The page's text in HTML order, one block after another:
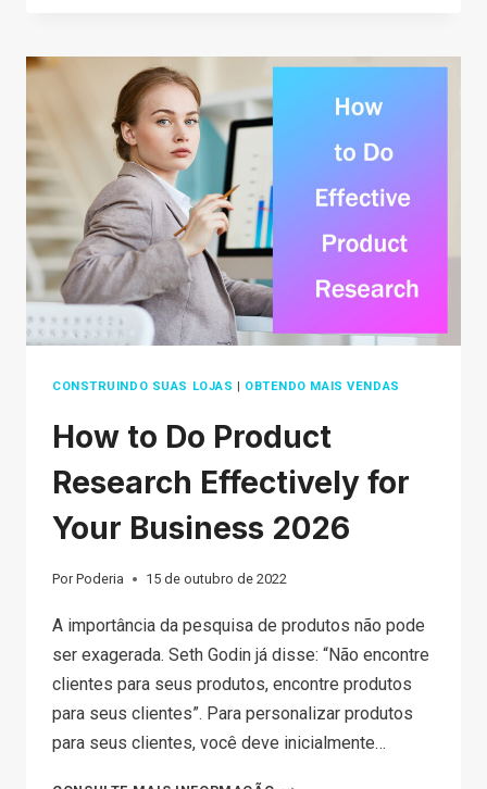
GOOGLE
SUCEDIDA
CONSTRUINDO SUAS LOJAS OBTENDO MAIS VENDAS
How to Do Product
Research Effectively for
Your Business 2026
Por Poderia 15 de outubro de 2022
A importância da pesquisa de produtos não pode
ser exagerada. Seth Godin já disse: “Não encontre
clientes para seus produtos, encontre produtos
para seus clientes”. Para personalizar produtos
para seus clientes, você deve inicialmente…